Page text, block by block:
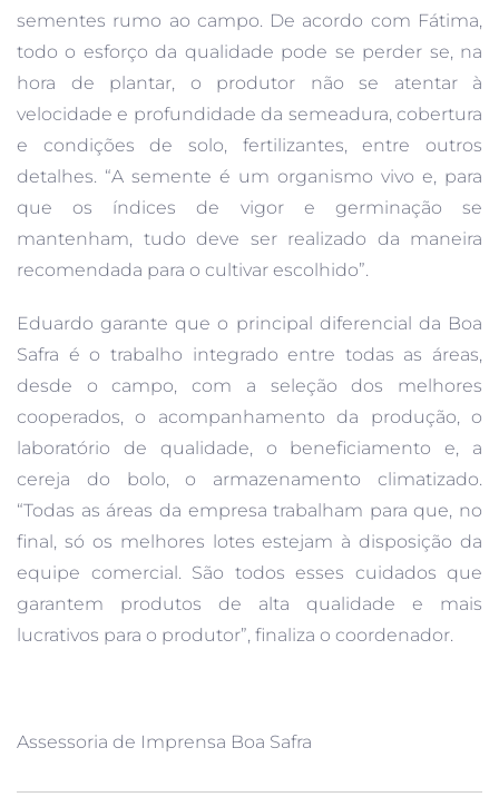
sementes rumo ao campo. De acordo com Fátima,
todo o esforço da qualidade pode se perder se, na
hora de plantar, o produtor não se atentar à
velocidade e profundidade da semeadura, cobertura
e condições de solo, fertilizantes, entre outros
detalhes. “A semente é um organismo vivo e, para
que os índices de vigor e germinação se
mantenham, tudo deve ser realizado da maneira
recomendada para o cultivar escolhido”.
Eduardo garante que o principal diferencial da Boa
Safra é o trabalho integrado entre todas as áreas,
desde o campo, com a seleção dos melhores
cooperados, o acompanhamento da produção, o
laboratório de qualidade, o beneficiamento e, a
cereja do bolo, o armazenamento climatizado.
“Todas as áreas da empresa trabalham para que, no
final, só os melhores lotes estejam à disposição da
equipe comercial. São todos esses cuidados que
garantem produtos de alta qualidade e mais
lucrativos para o produtor”, finaliza o coordenador.
Assessoria de Imprensa Boa Safra